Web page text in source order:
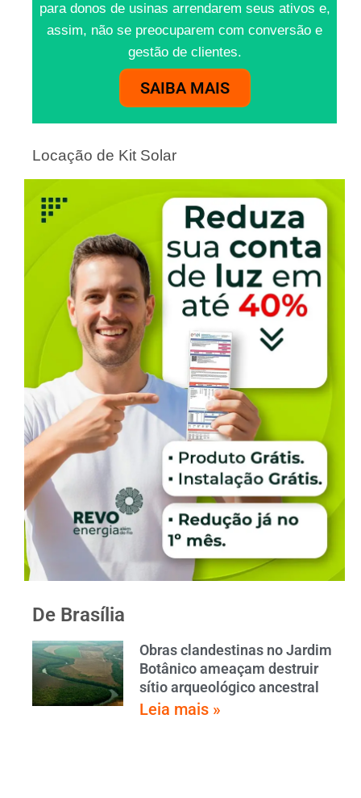
para donos de usinas arrendarem seus ativos e,
assim, não se preocuparem com conversão e
gestão de clientes.
SAIBA MAIS
Locação de Kit Solar
De Brasília
Obras clandestinas no Jardim
Botânico ameaçam destruir
sítio arqueológico ancestral
Leia mais »